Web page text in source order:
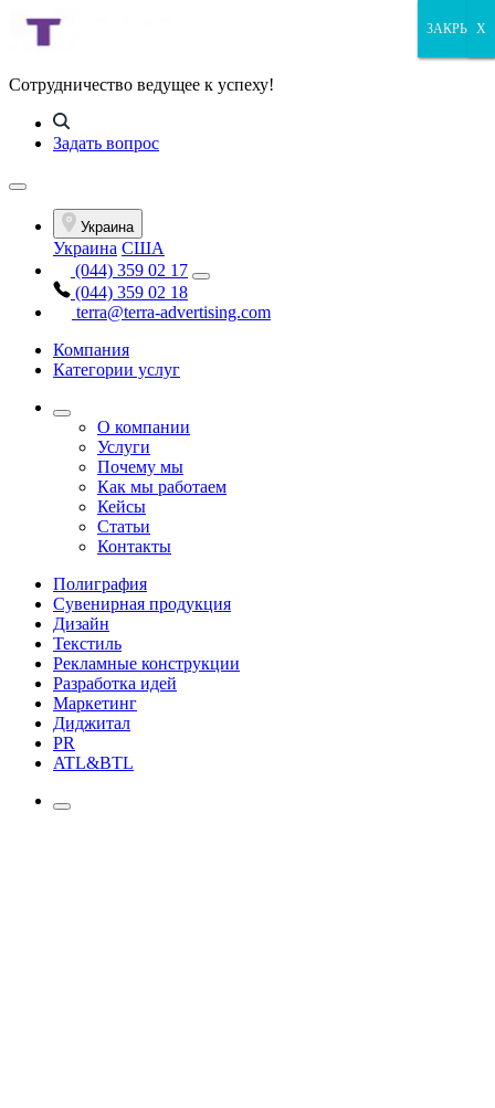
Сотрудничество ведущее к успеху!
Задать вопрос
Украина
Украина США
(044) 359 02 17
(044) 359 02 18
terra@terra-advertising.com
Компания
Категории услуг
О компании
Услуги
Почему мы
Как мы работаем
Кейсы
Статьи
Контакты
Полиграфия
Сувенирная продукция
Дизайн
Текстиль
Рекламные конструкции
Разработка идей
Маркетинг
Диджитал
PR
ATL&BTL
ЗАКРЫТЬ
ЗАКРЫТЬ
ЗАКРЫТЬ
X